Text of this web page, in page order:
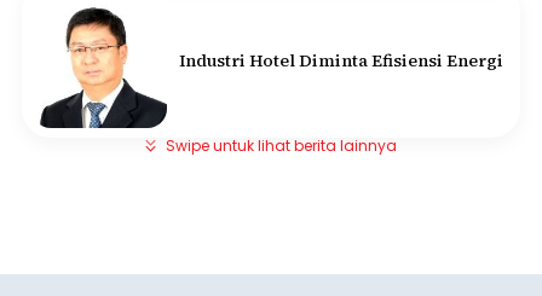
Industri Hotel Diminta Efisiensi Energi
Swipe untuk lihat berita lainnya